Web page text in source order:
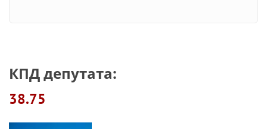
КПД депутата:
38.75